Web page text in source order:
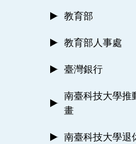
教育部
教育部人事處
臺灣銀行
南臺科技大學推
畫
南臺科技大學退